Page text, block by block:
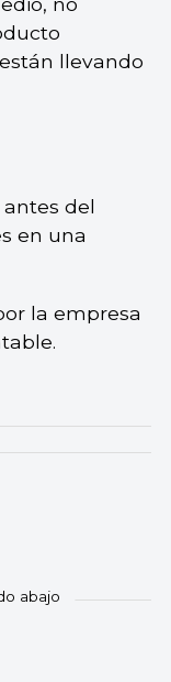
llevando
antes del
en una
la empresa